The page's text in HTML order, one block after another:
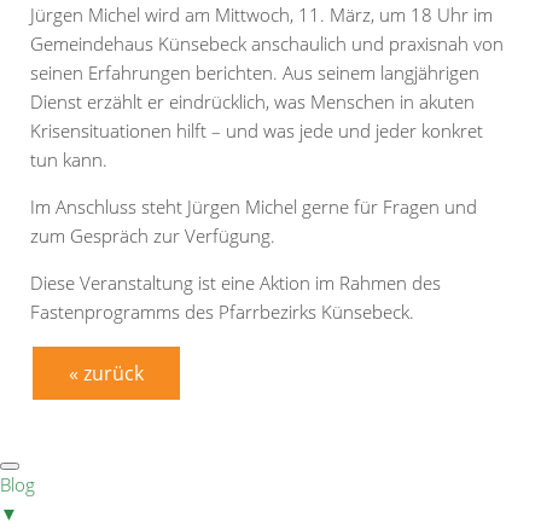
Jürgen Michel wird am Mittwoch, 11. März, um 18 Uhr im
Gemeindehaus Künsebeck anschaulich und praxisnah von
seinen Erfahrungen berichten. Aus seinem langjährigen
Dienst erzählt er eindrücklich, was Menschen in akuten
Krisensituationen hilft – und was jede und jeder konkret
tun kann.
Im Anschluss steht Jürgen Michel gerne für Fragen und
zum Gespräch zur Verfügung.
Diese Veranstaltung ist eine Aktion im Rahmen des
Fastenprogramms des Pfarrbezirks Künsebeck.
« zurück
Blog
▼